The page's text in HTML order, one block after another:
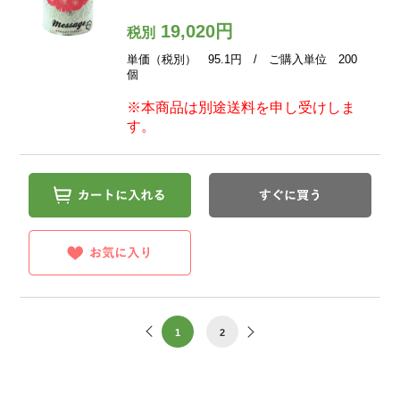
税別19,020円
単価（税別） 95.1円 / ご購入単位 200
個
※本商品は別途送料を申し受けしま
す。
1 2